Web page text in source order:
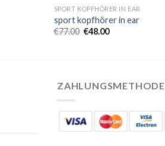
SPORT KOPFHÖRER IN EAR
sport kopfhörer in ear
€77.00 €48.00
ZAHLUNGSMETHODE